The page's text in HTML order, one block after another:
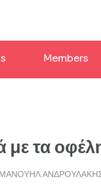
Members
με τα